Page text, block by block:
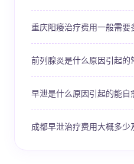
重庆阳痿治疗费用一般需要
前列腺炎是什么原因引起的
早泄是什么原因引起的能自
成都早泄治疗费用大概多少